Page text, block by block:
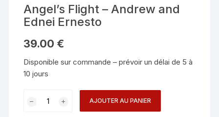
Angel’s Flight – Andrew and
Ednei Ernesto
39.00 €
Disponible sur commande – prévoir un délai de 5 à
10 jours
AJOUTER AU PANIER